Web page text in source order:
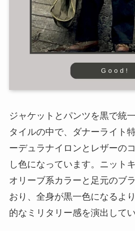
ジャケットとパンツを黒で統
タイルの中で、ダナーライト
ーデュラナイロンとレザーの
し色になっています。ニット
オリーブ系カラーと足元のブ
おり、全身が黒一色になるよ
的なミリタリー感を演出してい